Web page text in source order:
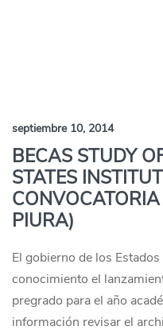
septiembre 10, 2014
BECAS STUDY
STATES
PIURA)
El gobierno de los
conocimiento el
pregrado para el año
información revisar el